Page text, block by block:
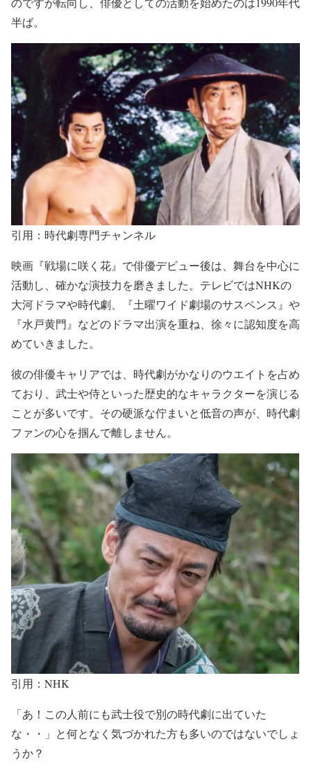
半ば。
引用：時代劇専門チャンネル
映画『戦場に咲く花』で俳優デビュー後は、舞台を中心に
活動し、確かな演技力を磨きました。テレビではNHKの
大河ドラマや時代劇、
『土曜ワイド劇場のサスペンス』 や
『水戸黄門』 などのドラマ出演を重ね、徐々に認知度を高
めていきました。
彼の俳優キャリアでは、 時代劇がかなりのウエイトを占め
ており、 武士や侍といった歴史的なキャラクターを演じる
ことが多いです。その硬派な佇まいと低音の声が、時代劇
ファンの心を掴んで離しません。
引用：NHK
「あ！この人前にも武士役で別の時代劇に出ていた
な・・」 と何となく気づかれた方も多いのではないでしょ
うか？